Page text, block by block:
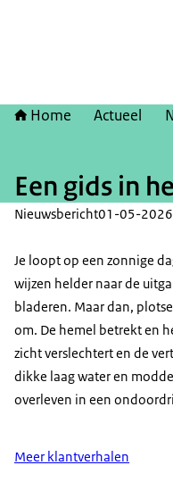
Home Actueel
Een gids in
Nieuwsbericht01-05-
Je loopt op een zonnige
wijzen helder naar de
bladeren. Maar dan,
om. De hemel betrekt en
zicht verslechtert en de
dikke laag water en
overleven in een
Meer klantverhalen